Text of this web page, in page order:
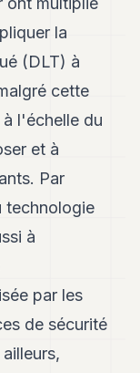
la
(DLT) à
cette
l'échelle du
et à
Par
technologie
à
par les
de sécurité